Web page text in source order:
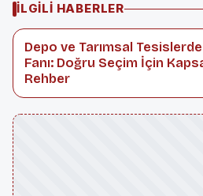
İLGILI HABERLER
Depo ve Tarımsal Tesislerde
Fanı: Doğru Seçim İçin
Rehber